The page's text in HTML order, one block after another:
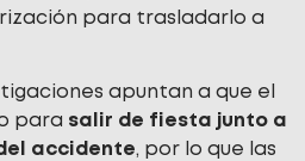
para trasladarlo a
apuntan a que el
para salir de fiesta junto a
accidente, por lo que las